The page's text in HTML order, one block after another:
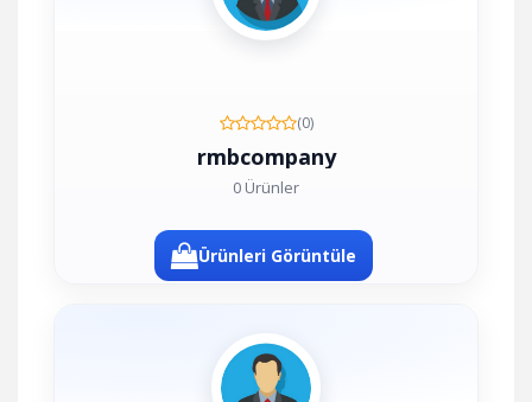
(0)
rmbcompany
0 Ürünler
Ürünleri Görüntüle